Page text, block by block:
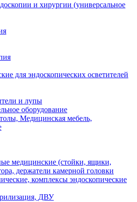
и хирургии (универсальное
для эндоскопических осветителей
и лупы
оборудование
Медицинская мебель,
медицинские (стойки, ящики,
держатели камерной головки
комплексы эндоскопические
ДВУ